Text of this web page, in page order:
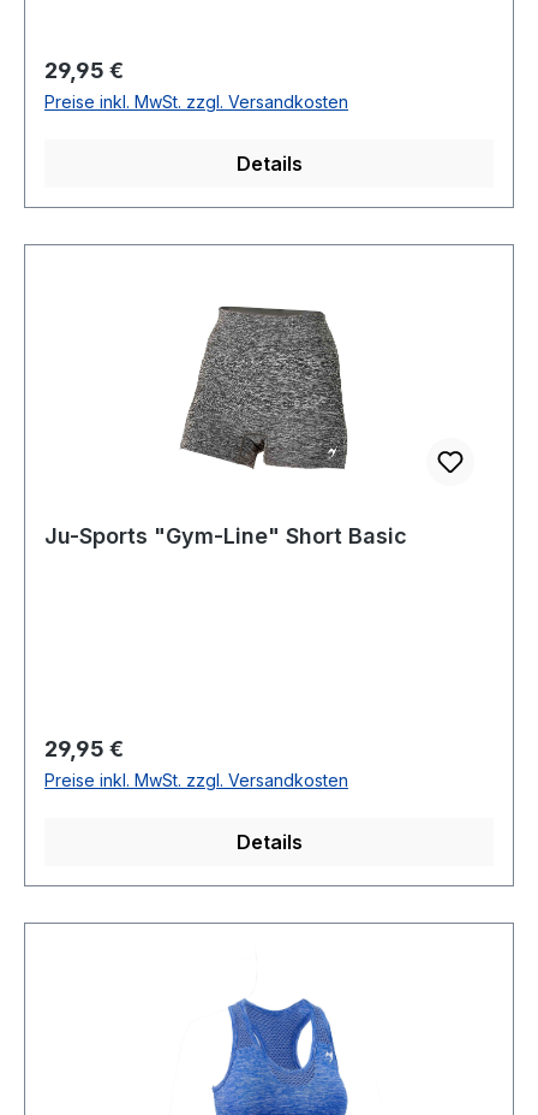
Regulärer Preis:
29,95 €
Preise inkl. MwSt. zzgl. Versandkosten
Details
Ju-Sports "Gym-Line" Short Basic
Regulärer Preis:
29,95 €
Preise inkl. MwSt. zzgl. Versandkosten
Details